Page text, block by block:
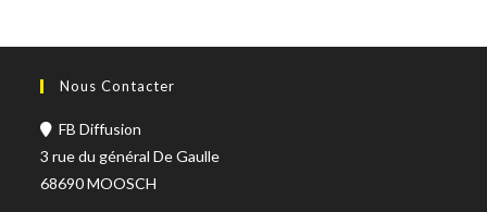
Nous Contacter
FB Diffusion
3 rue du général De Gaulle
68690 MOOSCH